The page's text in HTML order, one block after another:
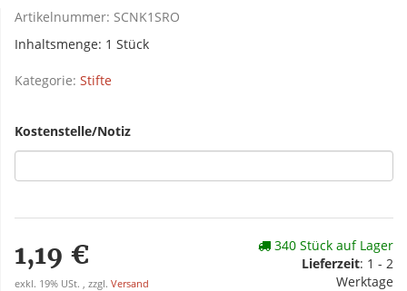
Artikelnummer: SCNK1SRO
Inhaltsmenge: 1 Stück
Kategorie: Stifte
Kostenstelle/Notiz
1,19 €
exkl. 19% USt. , zzgl. Versand
340 Stück auf Lager
Lieferzeit: 1 - 2
Werktage